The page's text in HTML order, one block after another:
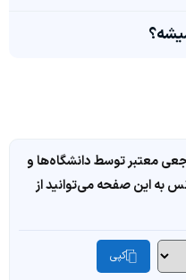
معتبر توسط دانشگاه‌ها و
به این صفحه می‌توانید از
کپی